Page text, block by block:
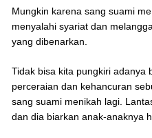
Mungkin karena sang suami
menyalahi syariat dan
yang dibenarkan.
Tidak bisa kita pungkiri adanya
perceraian dan kehancuran
sang suami menikah lagi.
dan dia biarkan anak-anaknya